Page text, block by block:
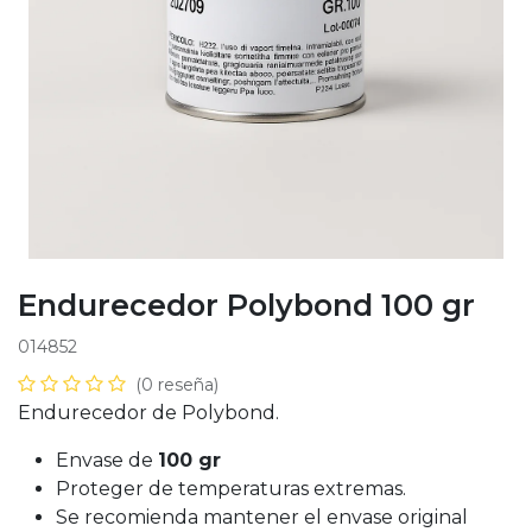
Endurecedor Polybond 100 gr
014852
(0 reseña)
Endurecedor de Polybond.
Envase de 100 gr
Proteger de temperaturas extremas.
Se recomienda mantener el envase original